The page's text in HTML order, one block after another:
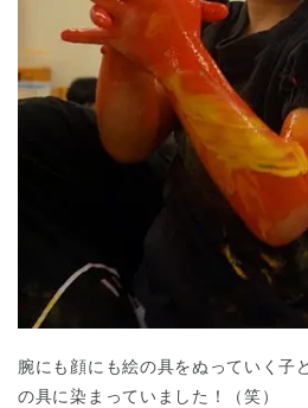
腕にも顔にも絵の具をぬっていく子
の具に染まっていました！（笑）